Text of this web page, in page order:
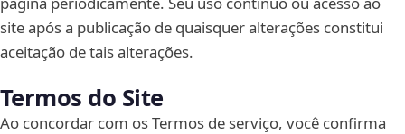
site após a publicação de quaisquer alterações constitui
aceitação de tais alterações.
Termos do Site
Ao concordar com os Termos de serviço, você confirma